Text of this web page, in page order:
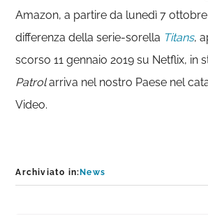
Amazon, a partire da lunedì 7 ottobre
differenza della serie-sorella Titans,
scorso 11 gennaio 2019 su Netflix, in
Patrolarriva nel nostro Paese nel
Video.
Archiviato in: News